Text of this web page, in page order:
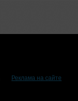
Реклама на сайте